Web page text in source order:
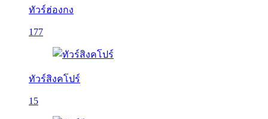
ทัวร์ฮ่องกง
177
ทัวร์สิงคโปร์
15